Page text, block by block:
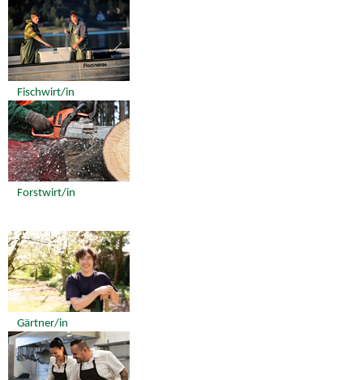
Fischwirt/in
Forstwirt/in
Gärtner/in